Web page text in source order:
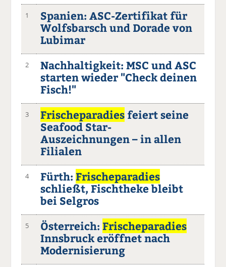
1
Spanien: ASC-Zertifikat für
Wolfsbarsch und Dorade von
Lubimar
2
Nachhaltigkeit: MSC und ASC
starten wieder "Check deinen
Fisch!"
3 Frischeparadies feiert seine
Seafood Star-
Auszeichnungen – in allen
Filialen
4 Fürth: Frischeparadies
schließt, Fischtheke bleibt
bei Selgros
5 Österreich: Frischeparadies
Innsbruck eröffnet nach
Modernisierung